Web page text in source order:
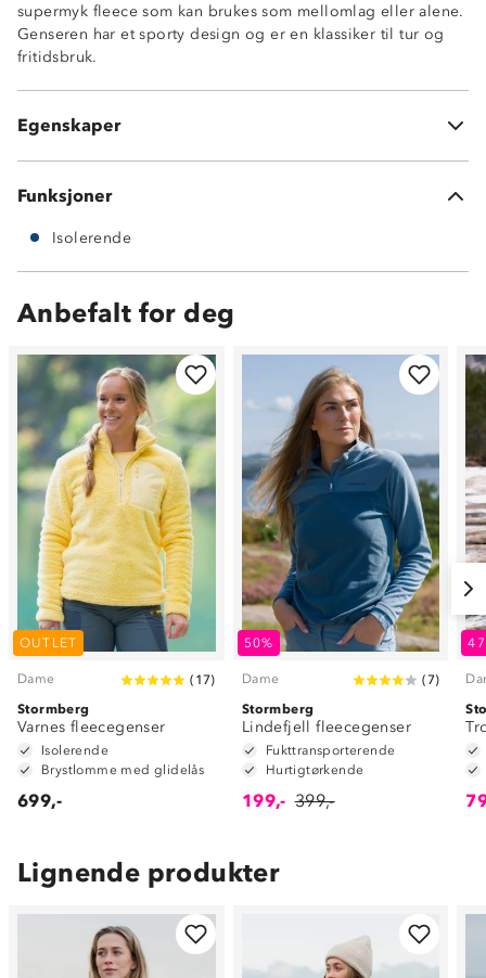
supermyk fleece som kan brukes som mellomlag eller alene.
Genseren har et sporty design og er en klassiker til tur og
fritidsbruk.
Egenskaper
Isolerende
Innsvingt passform
Funksjoner
Isolerende
Anbefalt for deg
OUTLET
Dame ( 17)
Stormberg
Varnes fleecegenser
Isolerende
Brystlomme med glidelås
699,-
50%
Dame (7)
Stormberg
Lindefjell fleecegenser
Fukttransporterende
Hurtigtørkende
199,- 399,-
Lignende produkter